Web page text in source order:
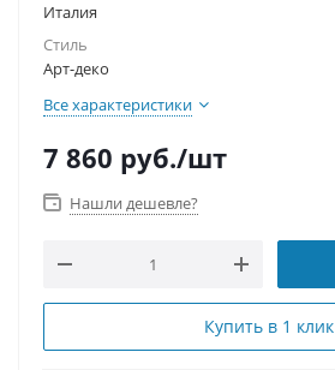
Италия
Стиль
Арт-деко
Все характеристики
7 860 руб./шт
Нашли дешевле?
Купить в 1 клик